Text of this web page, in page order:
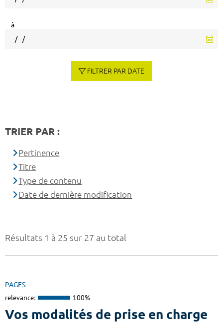
Résultats 1 à 25 sur 27 au total
PAGES
relevance: 100%
Vos modalités de prise en charge
à
FILTRER PAR DATE
TRIER PAR :
Pertinence
Titre
Type de contenu
Date de dernière modification